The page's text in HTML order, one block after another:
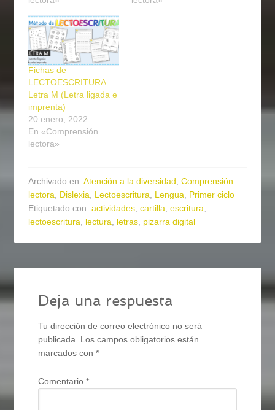
Fichas de
LECTOESCRITURA –
Letra M (Letra ligada e
imprenta)
20 enero, 2022
En «Comprensión
lectora»
Archivado en:Atención a la diversidad,Comprensión
lectora, Dislexia, Lectoescritura, Lengua, Primer ciclo
Etiquetado con:actividades,cartilla,escritura,
lectoescritura, lectura, letras, pizarra digital
Deja una respuesta
Tu dirección de correo electrónico no será
publicada. Los campos obligatorios están
marcados con*
Comentario*